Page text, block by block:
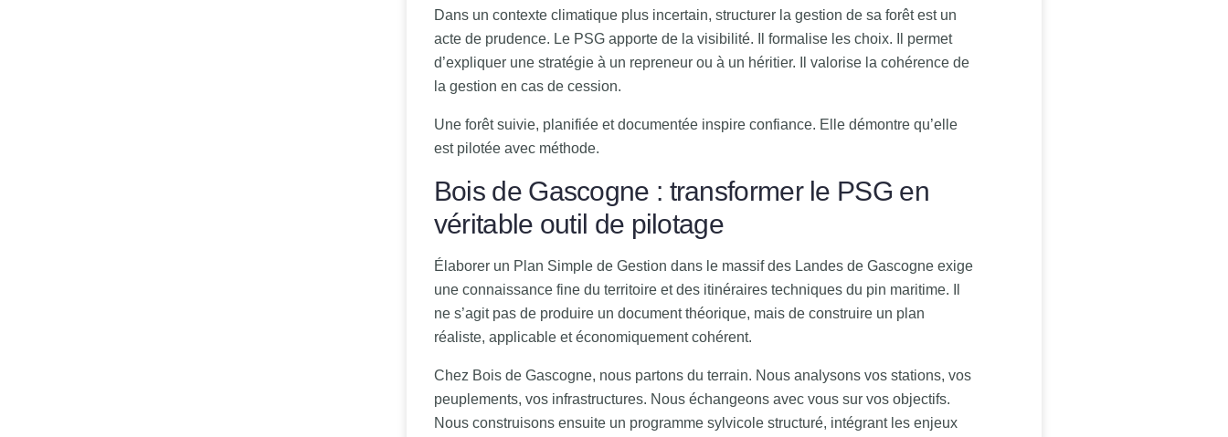
Dans un contexte climatique plus incertain, structurer la gestion de sa forêt est un
acte de prudence. Le PSG apporte de la visibilité. Il formalise les choix. Il permet
d’expliquer une stratégie à un repreneur ou à un héritier. Il valorise la cohérence de
la gestion en cas de cession.
Une forêt suivie, planifiée et documentée inspire confiance. Elle démontre qu’elle
est pilotée avec méthode.
Bois de Gascogne : transformer le PSG en
véritable outil de pilotage
Élaborer un Plan Simple de Gestion dans le massif des Landes de Gascogne exige
une connaissance fine du territoire et des itinéraires techniques du pin maritime. Il
ne s’agit pas de produire un document théorique, mais de construire un plan
réaliste, applicable et économiquement cohérent.
Chez Bois de Gascogne, nous partons du terrain. Nous analysons vos stations, vos
peuplements, vos infrastructures. Nous échangeons avec vous sur vos objectifs.
Nous construisons ensuite un programme sylvicole structuré, intégrant les enjeux